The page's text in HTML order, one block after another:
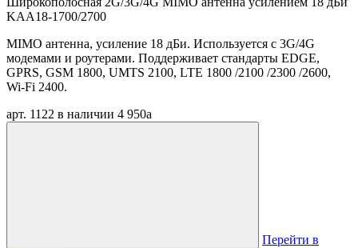
KAA18-1700/2700
MIMO антенна, усиление 18 дБи. Используется с 3G/4G
модемами и роутерами. Поддерживает стандарты EDGE,
GPRS, GSM 1800, UMTS 2100, LTE 1800 /2100 /2300 /2600,
Wi-Fi 2400.
арт. 1122 в наличии 4 950a
Перейти в